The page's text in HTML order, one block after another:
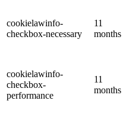
cookielawinfo-
checkbox-necessary
11
months
cookielawinfo-
checkbox-
performance
11
months